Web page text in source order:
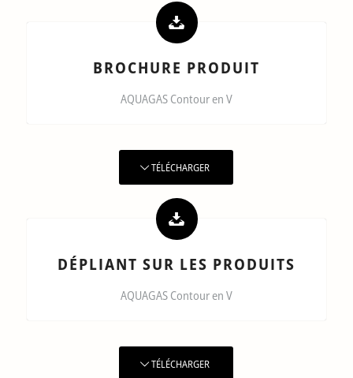
BROCHURE PRODUIT
AQUAGAS Contour en V
TÉLÉCHARGER
DÉPLIANT SUR LES PRODUITS
AQUAGAS Contour en V
TÉLÉCHARGER